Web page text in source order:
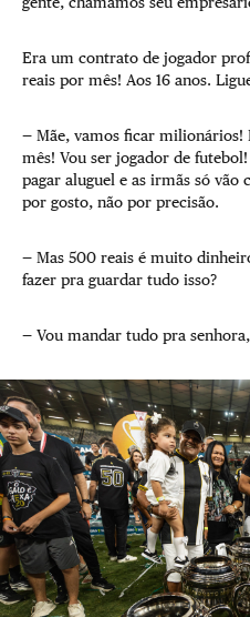
Era um contrato de jogador
reais por mês! Aos 16 anos.
— Mãe, vamos ficar milionários!
mês! Vou ser jogador de
pagar aluguel e as irmãs só
por gosto, não por precisão.
— Mas 500 reais é muito
fazer pra guardar tudo isso?
— Vou mandar tudo pra